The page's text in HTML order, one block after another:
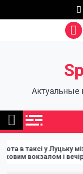
Актуальные
між
вечірніми